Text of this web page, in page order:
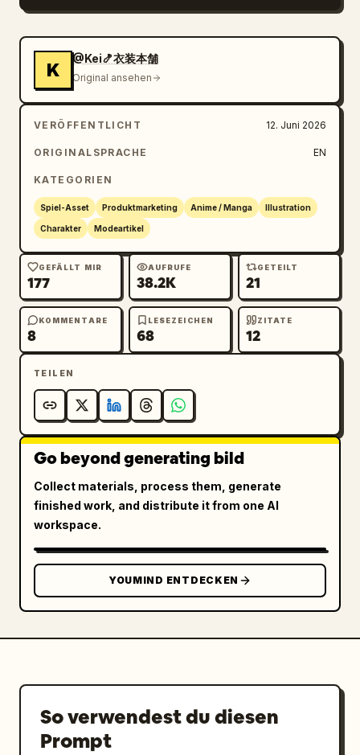
Gehrock-Bahnen, die hinter dem Rock hängen.
mit kleinen Schnürdetails an den Oberarmen
sowie genau 2 dunkelbraune, oberschenkelhohe
Schnürstiefel mit Absatz, glänzenden
Highlights und spitzen Absätzen hinzu.
Verwende einen sauberen Cel-Shading-Anime-
Stil, klare Linienführung, leuchtende
Lederschattierungen an Handschuhen und
Stiefeln, sanfte Haut-Highlights und eine
zentrierte Charakter-Sheet-Komposition ohne
Wasserzeichen und ohne zusätzliche
Accessoires, die über das beschriebene
Piraten-Idol-Outfit hinausgehen.
Gesamtstimmung: glamouröses Live-Performance-
Piraten-Idol-Kostümdesign in Türkis, Weiß,
K
@Kei🍤衣装本舗
Original ansehen
VERÖFFENTLICHT 12. Juni 2026
ORIGINALSPRACHE EN
KATEGORIEN
Spiel-Asset Produktmarketing Anime / Manga Illustration
Charakter Modeartikel
GEFÄLLT MIR
177
AUFRUFE
38.2K
GETEILT
21
KOMMENTARE
8
LESEZEICHEN
68
ZITATE
12
TEILEN
Go beyond generating bild
Collect materials, process them, generate
finished work, and distribute it from one AI
workspace.
YOUMIND ENTDECKEN
So verwendest du diesen
Prompt